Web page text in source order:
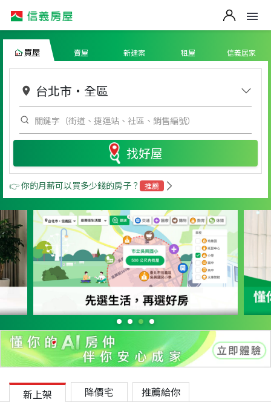
買屋 賣屋 新建案 租屋 信義居家
台北市 ・ 全區
找好屋
👉 你的月薪可以買多少錢的房子？ 推薦
新上架 降價宅 推薦給你